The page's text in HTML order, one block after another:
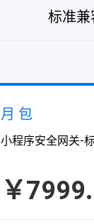
标准
月 包
小程序安全网关-
￥